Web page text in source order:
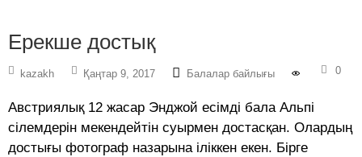
Ерекше достық
kazakh Қаңтар 9, 2017 Балалар байлығы 0
Австриялық 12 жасар Энджой есімді бала Альпі
сілемдерін мекендейтін суырмен достасқан. Олардың
достығы фотограф назарына іліккен екен. Бірге